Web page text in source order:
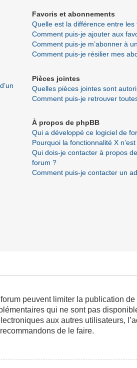
Favoris et abonnements
Quelle est la différence entre
Comment puis-je ajouter aux
Comment puis-je m’abonner à
Comment puis-je résilier mes
Pièces jointes
Quelles pièces jointes sont
Comment puis-je retrouver
À propos de phpBB
Qui a développé ce logiciel de
Pourquoi la fonctionnalité X
Qui dois-je contacter à propos
forum ?
Comment puis-je contacter un
peuvent limiter la publication
qui ne sont pas
aux autres utilisateurs,
de le faire.